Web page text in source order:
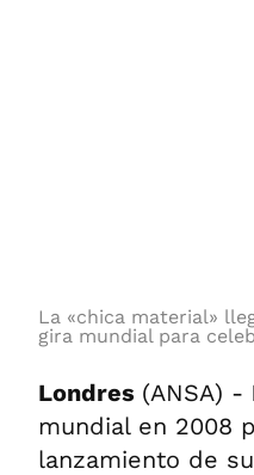
La «chica material»
gira mundial para
Londres (ANSA) -
mundial en 2008
lanzamiento de